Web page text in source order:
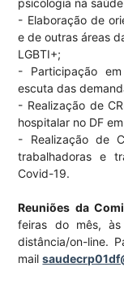
psicologia na
- Elaboração de
e de outras áreas
LGBTI+;
- Participação
escuta das
- Realização de
hospitalar no DF
- Realização de
trabalhadoras e
Covid-19.
Reuniões da
feiras do mês,
distância/on-line.
mail